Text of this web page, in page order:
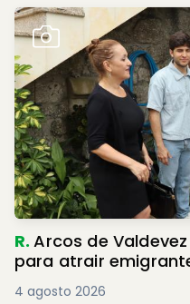
R.Arcos de
para atrair
4 agosto 2026